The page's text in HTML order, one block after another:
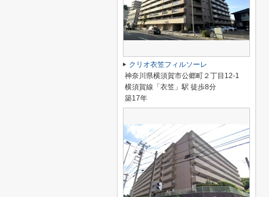
クリオ衣笠フィルソーレ
神奈川県横須賀市公郷町２丁目12-1
横須賀線「衣笠」駅 徒歩8分
築17年